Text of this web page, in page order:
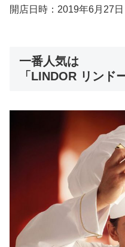
開店日時：2019年6月27
一番人気は
「LINDOR リンド